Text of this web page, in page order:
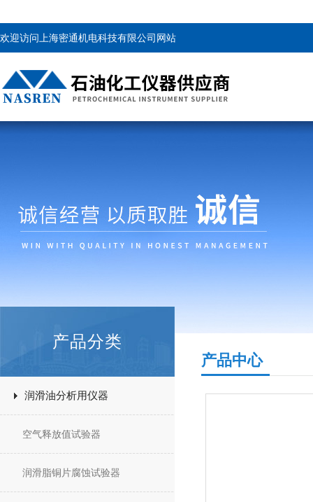
欢迎访问上海密通机电科技有限公司网站
产品分类
润滑油分析用仪器
空气释放值试验器
润滑脂铜片腐蚀试验器
产品中心